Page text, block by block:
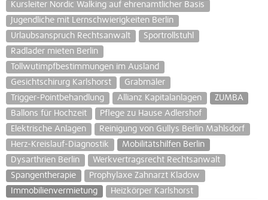
Kursleiter Nordic Walking auf ehrenamtlicher Basis
Jugendliche mit Lernschwierigkeiten Berlin
Urlaubsanspruch Rechtsanwalt
Sportrollstuhl
Radlader mieten Berlin
Tollwutimpfbestimmungen im Ausland
Gesichtschirurg Karlshorst
Grabmäler
Trigger-Pointbehandlung
Allianz Kapitalanlagen
ZUMBA
Ballons für Hochzeit
Pflege zu Hause Adlershof
Elektrische Anlagen
Reinigung von Gullys Berlin Mahlsdorf
Herz-Kreislauf-Diagnostik
Mobilitätshilfen Berlin
Dysarthrien Berlin
Werkvertragsrecht Rechtsanwalt
Spangentherapie
Prophylaxe Zahnarzt Kladow
Immobilienvermietung
Heizkörper Karlshorst